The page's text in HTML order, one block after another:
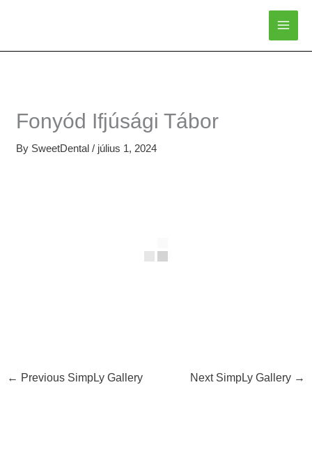
Fonyód Ifjúsági Tábor
By SweetDental/ július 1, 2024
← Previous SimpLy Gallery Next SimpLy Gallery →